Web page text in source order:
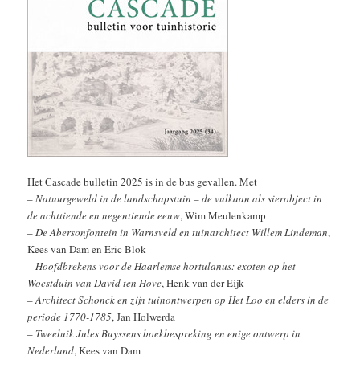
Het Cascade bulletin 2025 is in de bus gevallen. Met
–Natuurgeweld in de landschapstuin – de vulkaan als sierobject in
de achttiende en negentiende eeuw, Wim Meulenkamp
–De Abersonfontein in Warnsveld en tuinarchitect Willem Lindeman,
Kees van Dam en Eric Blok
–Hoofdbrekens voor de Haarlemse hortulanus: exoten op het
Woestduin van David ten Hove, Henk van der Eijk
–Architect Schonck en zijn tuinontwerpen op Het Loo en elders in de
periode 1770-1785, Jan Holwerda
– Tweeluik Jules Buyssens boekbespreking en enige ontwerp in
Nederland, Kees van Dam